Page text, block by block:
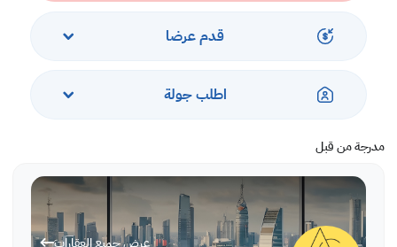
قدم عرضا
اطلب جولة
مدرجة من قبل
عرض جميع العقارات